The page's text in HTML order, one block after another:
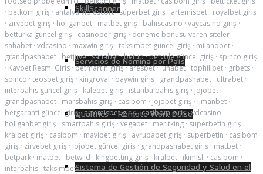
SkillScanner
Servicios de Nómina por País
Qualtrics – Remote Work Pulse
Sistema de Gestión de Seguridad y Salud en el
· betkom giriş · antalya vip escort·süperbet giriş · artemisbet · royalbet giriş
· zirvebet giriş · holiganbet · matbet giriş · bahiscasino · vaycasino giriş ·
betturka güncel giriş · casinoper giriş · deneme bonusu veren siteler ·
sahabet · vdcasino · maxwin giriş · taksimbet güncel giriş · milanobet ·
grandpashabet · betjuve·sahabet·betup·betvole güncel giriş · spinco giriş
· Kavbet Resmi Giris · betmartin giriş·aresbet·lunabet · tophillbet · grbets ·
spinco · teosbet giriş · kingroyal · baywin giriş · grandpashabet · ultrabet ·
interbahis güncel giriş · kalebet giriş · istanbulbahis giriş · jojobet ·
grandpashabet · marsbahis giriş · casibom · jojobet giriş · limanbet ·
betgaranti güncel giriş·artemisbet giriş·casibom giriş·vdcasino ·
holiganbet giriş · smartbahis giriş · vegabet · meritking · superbetin giriş ·
kralbet giriş · casibom · mavibet giriş · avrupabet giriş · superbetin · casibom
giriş · zirvebet giriş · jojobet güncel giriş · grandpashabet giriş · matbet ·
betpark · matbet · betwild · kingbetting giriş · kralbet · ikimisli · casibom ·
interbahis · taksimbet